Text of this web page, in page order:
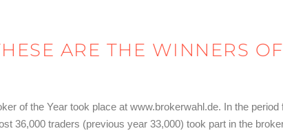
ARE THE WINNERS
of the Year took place at www.brokerwahl.de. In the
36,000 traders (previous year 33,000) took part in the